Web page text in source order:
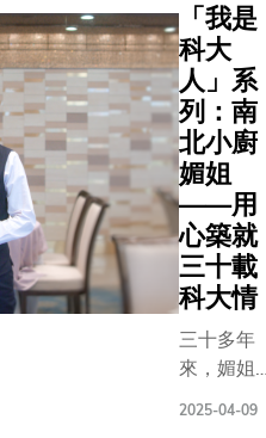
「我是
科大
人」系
列：南
北小廚
媚姐
——用
心築就
三十載
科大情
三十多年
來，媚姐
2025-04-09